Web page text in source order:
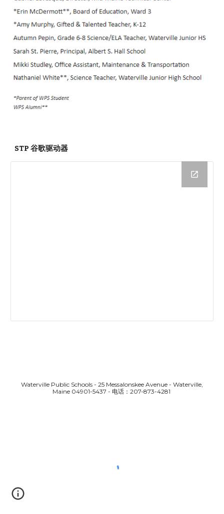
STP 谷歌驱动器
Waterville Public Schools - 25 Messalonskee Avenue - Waterville,
Maine 04901-5437 - 电话：207-873-4281